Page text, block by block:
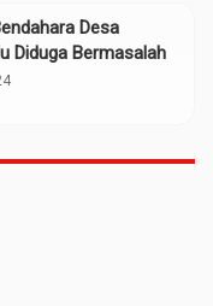
Desa
Diduga Bermasalah